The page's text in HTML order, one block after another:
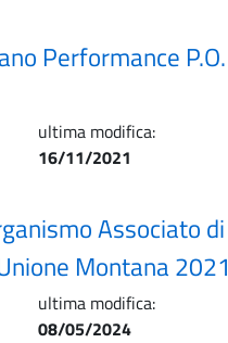
Performance P.O.
ultima modifica:
16/11/2021
Associato di
Montana
ultima modifica:
08/05/2024